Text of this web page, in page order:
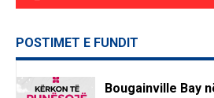
POSTIMET E FUNDIT
Bougainville Bay